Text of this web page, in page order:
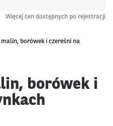
Więcej cen dostępnych po rejestracji
malin, borówek i czereśni na
borówek i